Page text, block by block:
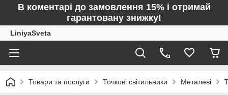
В коментарі до замовлення 15% і отримай
гарантовану знижку!
LiniyaSveta
Товари та послуги Точкові світильники Металеві